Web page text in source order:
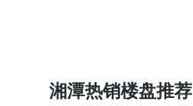
湘潭热销楼盘推荐